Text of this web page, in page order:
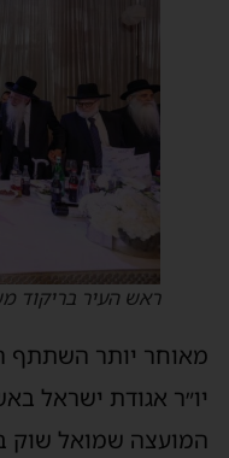
ראש העיר בריקוד
יותר השתתף
אגודת ישראל
שמואל שוק